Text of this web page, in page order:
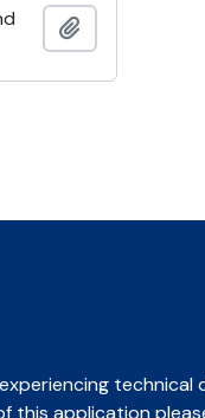
technical
this application